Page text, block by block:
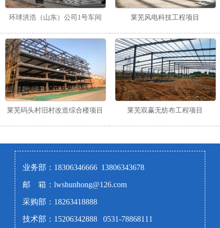
环球洪浩（山东）公司1号车间 莱芜风电科技工程项目
莱芜码头村旧村改造综合楼项目 莱芜双赢无纺布工程项目
业务部：18306346666 13806343678
邮 箱：lwshunhong@126.com
采购部：18263418888
技术部：15206342888 0531-78868111